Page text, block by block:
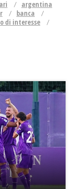
argentina
banca
di interesse